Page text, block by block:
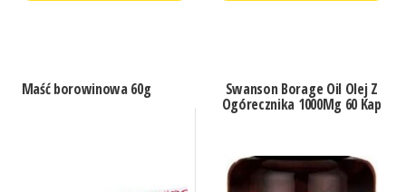
Maść borowinowa 60g Swanson Borage Oil Olej Z
Ogórecznika 1000Mg 60 Kap